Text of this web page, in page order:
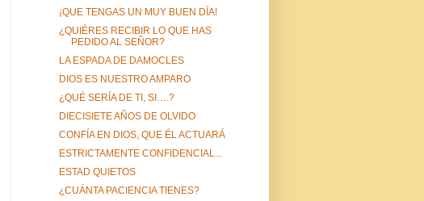
¡QUE TENGAS UN MUY BUEN DÍA!
¿QUIÉRES RECIBIR LO QUE HAS
PEDIDO AL SEÑOR?
LA ESPADA DE DAMOCLES
DIOS ES NUESTRO AMPARO
¿QUÉ SERÍA DE TI, SI….?
DIECISIETE AÑOS DE OLVIDO
CONFÍA EN DIOS, QUE ÉL ACTUARÁ
ESTRICTAMENTE CONFIDENCIAL...
ESTAD QUIETOS
¿CUÁNTA PACIENCIA TIENES?